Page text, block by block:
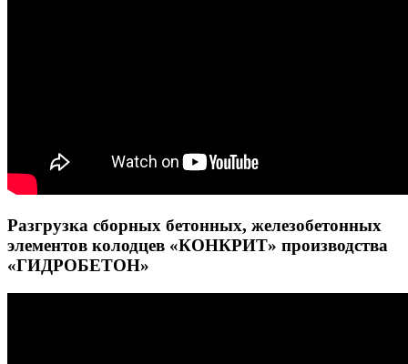
Разгрузка сборных бетонных, железобетонных
элементов колодцев «КОНКРИТ» производства
«ГИДРОБЕТОН»